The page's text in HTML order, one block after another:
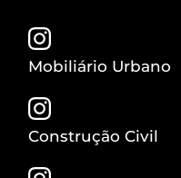
Mobiliário Urbano
Construção Civil